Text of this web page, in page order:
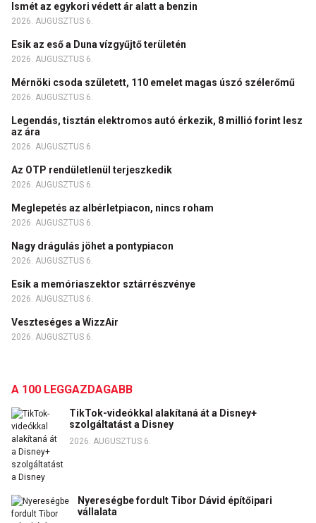
Ismét az egykori védett ár alatt a benzin
2026. AUGUSZTUS 6.
Esik az eső a Duna vízgyűjtő területén
2026. AUGUSZTUS 6.
Mérnöki csoda született, 110 emelet magas úszó szélerőmű
2026. AUGUSZTUS 6.
Legendás, tisztán elektromos autó érkezik, 8 millió forint lesz
az ára
2026. AUGUSZTUS 6.
Az OTP rendületlenül terjeszkedik
2026. AUGUSZTUS 6.
Meglepetés az albérletpiacon, nincs roham
2026. AUGUSZTUS 6.
Nagy drágulás jöhet a pontypiacon
2026. AUGUSZTUS 6.
Esik a memóriaszektor sztárrészvénye
2026. AUGUSZTUS 6.
Veszteséges a WizzAir
2026. AUGUSZTUS 6.
A 100 LEGGAZDAGABB
TikTok-videókkal alakítaná át a Disney+
szolgáltatást a Disney
2026. AUGUSZTUS 6.
Nyereségbe fordult Tibor Dávid építőipari
vállalata